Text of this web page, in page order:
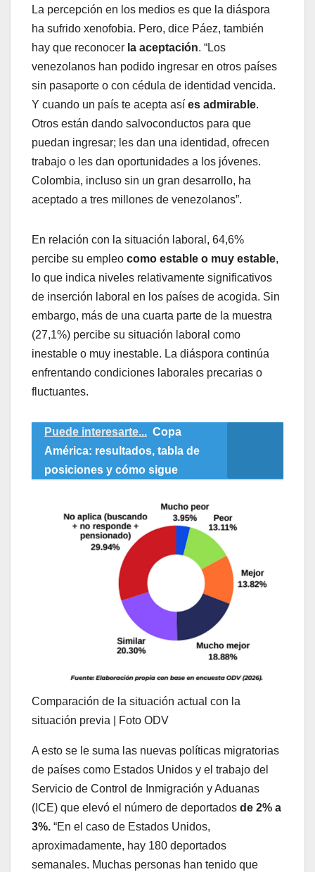
La percepción en los medios es que la diáspora
ha sufrido xenofobia. Pero, dice Páez, también
hay que reconocer la aceptación. “Los
venezolanos han podido ingresar en otros países
sin pasaporte o con cédula de identidad vencida.
Y cuando un país te acepta así es admirable.
Otros están dando salvoconductos para que
puedan ingresar; les dan una identidad, ofrecen
trabajo o les dan oportunidades a los jóvenes.
Colombia, incluso sin un gran desarrollo, ha
aceptado a tres millones de venezolanos”.
En relación con la situación laboral, 64,6%
percibe su empleo como estable o muy estable,
lo que indica niveles relativamente significativos
de inserción laboral en los países de acogida. Sin
embargo, más de una cuarta parte de la muestra
(27,1%) percibe su situación laboral como
inestable o muy inestable. La diáspora continúa
enfrentando condiciones laborales precarias o
fluctuantes.
Puede interesarte... Copa
América: resultados, tabla de
posiciones y cómo sigue
Comparación de la situación actual con la
situación previa | Foto ODV
A esto se le suma las nuevas políticas migratorias
de países como Estados Unidos y el trabajo del
Servicio de Control de Inmigración y Aduanas
(ICE) que elevó el número de deportados de 2% a
3%. “En el caso de Estados Unidos,
aproximadamente, hay 180 deportados
semanales. Muchas personas han tenido que